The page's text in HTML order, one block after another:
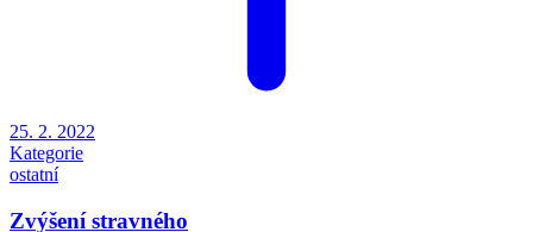
25. 2. 2022
Kategorie
ostatní
Zvýšení stravného